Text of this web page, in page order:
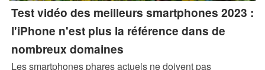
Test vidéo des meilleurs smartphones 2023 :
l'iPhone n'est plus la référence dans de
nombreux domaines
Les smartphones phares actuels ne doivent pas